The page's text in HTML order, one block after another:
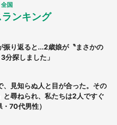
全国
ンキング
振り返ると...2歳娘が〝まさかの
探しました」
、見知らぬ人と目が合った。その
と尋ねられ、私たちは2人ですぐ
70代男性）